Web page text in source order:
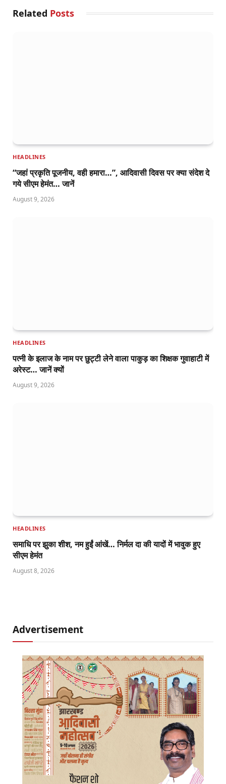
Related Posts
HEADLINES
“जहां प्रकृति पूजनीय, वही हमारा…”, आदिवासी दिवस पर क्या संदेश दे
गये सीएम हेमंत… जानें
August 9, 2026
HEADLINES
पत्नी के इलाज के नाम पर छुट्टी लेने वाला पाकुड़ का शिक्षक गुवाहाटी में
अरेस्ट… जानें क्यों
August 9, 2026
HEADLINES
समाधि पर झुका शीश, नम हुईं आंखें… निर्मल दा की यादों में भावुक हुए
सीएम हेमंत
August 8, 2026
Advertisement